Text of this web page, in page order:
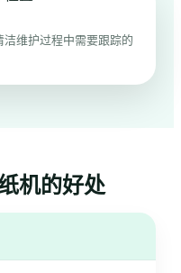
维护过程中需要跟踪的
机的好处